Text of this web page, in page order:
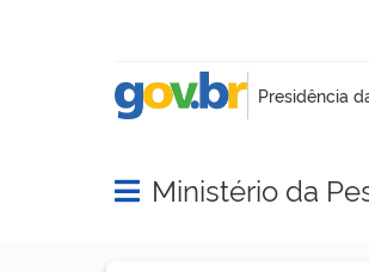
Abrir menu principal de
Ministério da